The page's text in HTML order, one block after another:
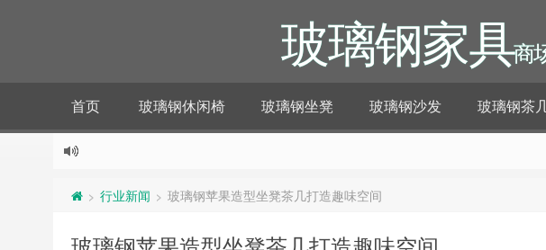
玻璃钢家具商
首页 玻璃钢休闲椅 玻璃钢坐凳 玻璃钢沙发 玻璃钢茶
> 行业新闻 > 玻璃钢苹果造型坐凳茶几打造趣味空间